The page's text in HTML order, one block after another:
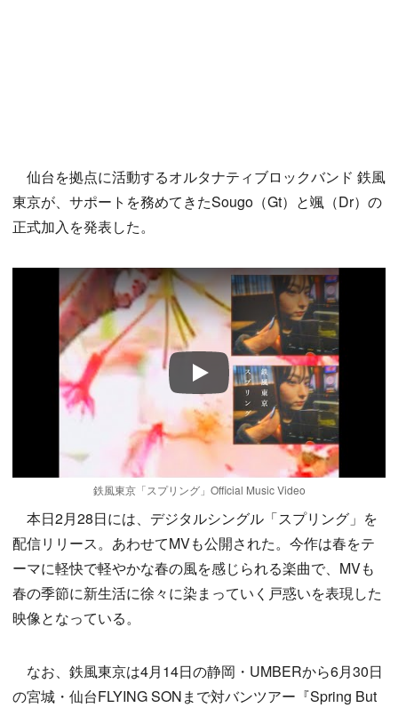
仙台を拠点に活動するオルタナティブロックバンド 鉄風
東京が、サポートを務めてきたSougo（Gt）と颯（Dr）の
正式加入を発表した。
Play
鉄風東京「スプリング」Official Music Video
本日2月28日には、デジタルシングル「スプリング」を
配信リリース。あわせてMVも公開された。今作は春をテ
ーマに軽快で軽やかな春の風を感じられる楽曲で、MVも
春の季節に新生活に徐々に染まっていく戸惑いを表現した
映像となっている。
なお、鉄風東京は4月14日の静岡・UMBERから6月30日
の宮城・仙台FLYING SONまで対バンツアー『Spring But